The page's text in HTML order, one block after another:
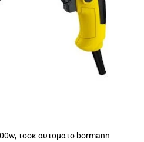
τσοκ αυτοματο bormann